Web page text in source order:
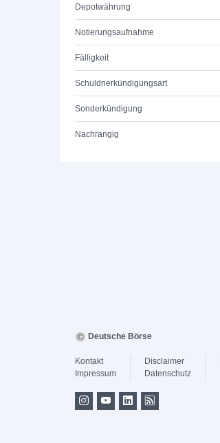
Depotwährung
Notierungsaufnahme
Fälligkeit
Schuldnerkündigungsart
Sonderkündigung
Nachrangig
Deutsche Börse
Kontakt
Impressum
Disclaimer
Datenschutz